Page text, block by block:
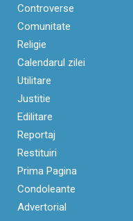
Controverse
Comunitate
Religie
Calendarul zilei
Utilitare
Justitie
Edilitare
Reportaj
Restituiri
Prima Pagina
Condoleante
Advertorial